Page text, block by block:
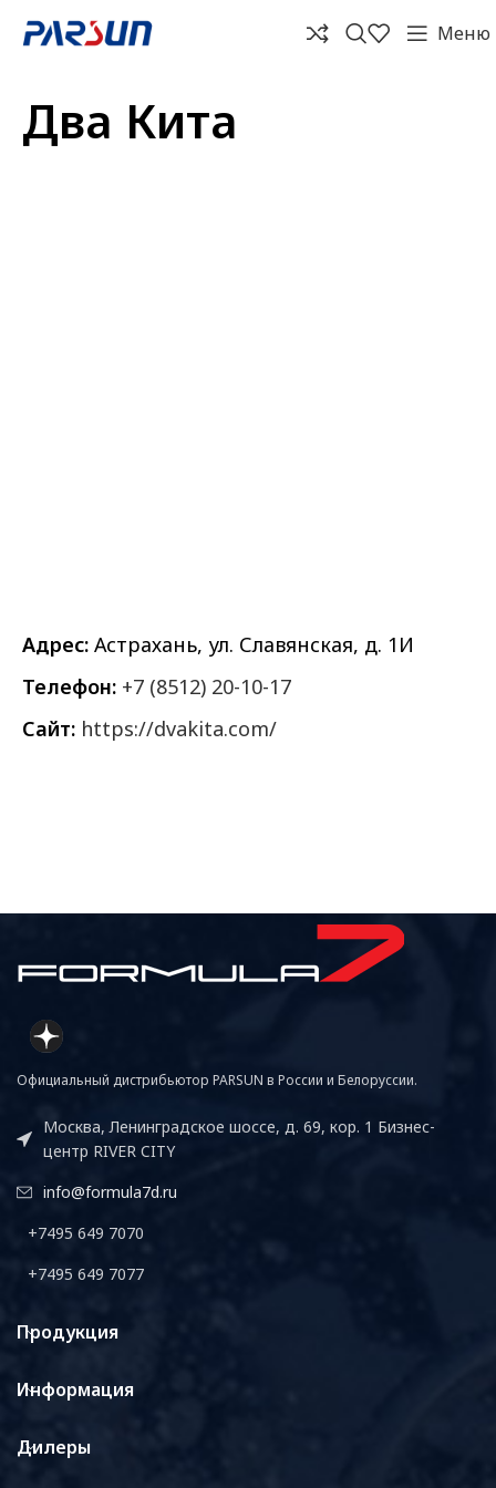
Меню
Два Кита
Адрес: Астрахань, ул. Славянская, д. 1И
Телефон: +7 (8512) 20-10-17
Сайт: https://dvakita.com/
Официальный дистрибьютор PARSUN в России и Белоруссии.
Москва, Ленинградское шоссе, д. 69, кор. 1 Бизнес-
центр RIVER CITY
info@formula7d.ru
+7495 649 7070
+7495 649 7077
Продукция
Информация
Дилеры